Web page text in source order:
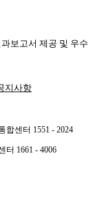
보고서 제공 및 우수
지사항
합센터 1551 - 2024
터 1661 - 4006